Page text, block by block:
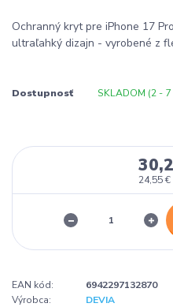
Ochranný kryt pre iPhone 17
ultraľahký dizajn - vyrobené z
Dostupnosť SKLADOM (2 -
24,55 €
EAN kód:
6942297132870
Výrobca:
DEVIA